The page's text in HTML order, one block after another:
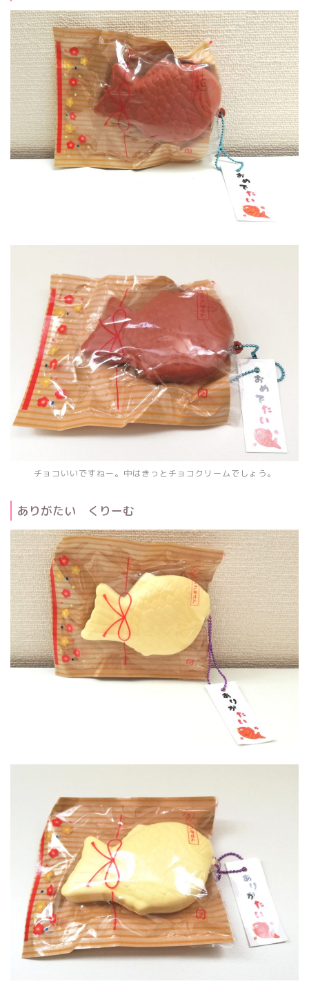
チョコいいですねー。中はきっとチョコクリームでしょう。
ありがたい くりーむ